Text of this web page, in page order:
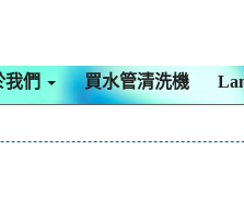
我們 買水管清洗機